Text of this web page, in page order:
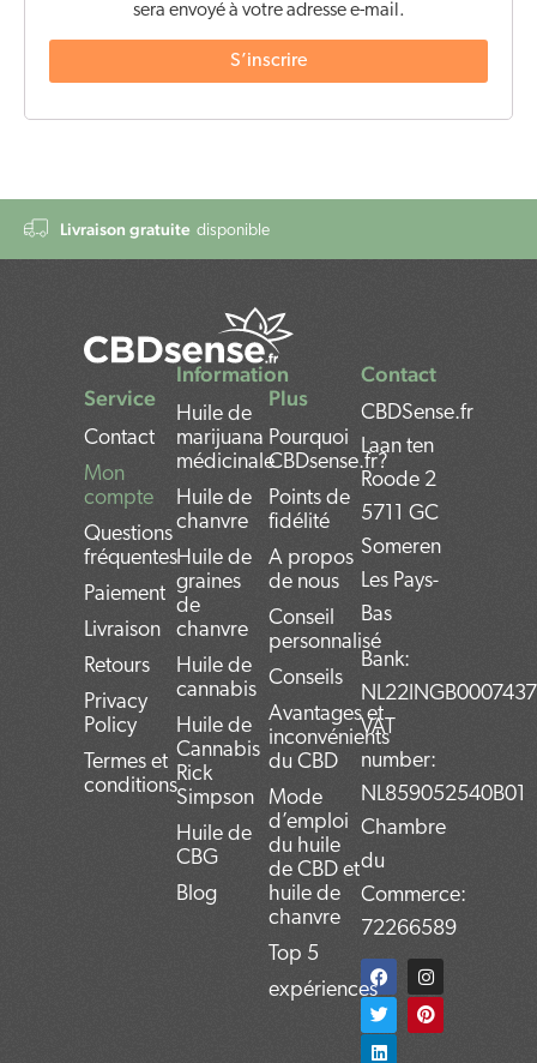
sera envoyé à votre adresse e-mail.
S’inscrire
Livraison gratuite disponible
Contact
CBDSense.fr
Laan ten
Roode 2
5711 GC
Someren
Les Pays-
Bas
Bank:
VAT
number:
NL859052540B01
Chambre
du
Commerce:
72266589
F
a
c
e
b
o
I
n
s
t
a
T
w
i
t
t
e
P
i
n
t
e
L
i
n
k
e
d
Service
Contact
Mon
compte
Questions
fréquentes
Paiement
Livraison
Retours
Privacy
Policy
Termes et
conditions
Information
Huile de
marijuana
médicinale
Huile de
chanvre
Huile de
graines
de
chanvre
Huile de
cannabis
Huile de
Cannabis
Rick
Simpson
Huile de
CBG
Blog
Plus
Pourquoi
CBDsense.fr?
Points de
fidélité
A propos
de nous
Conseil
personnalisé
Conseils
Avantages et
inconvénients
du CBD
Mode
d’emploi
du huile
de CBD et
huile de
chanvre
Top 5
expériences